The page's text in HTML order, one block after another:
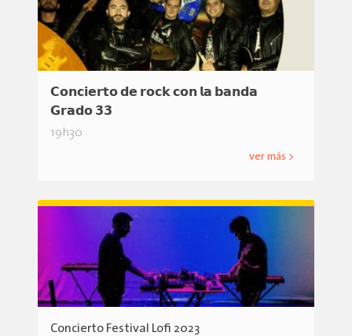
𝗖𝗼𝗻𝗰𝗶𝗲𝗿𝘁𝗼 𝗱𝗲 𝗿𝗼𝗰𝗸 𝗰𝗼𝗻 𝗹𝗮 𝗯𝗮𝗻𝗱𝗮
𝗚𝗿𝗮𝗱𝗼 𝟯𝟯
19h30
ver más >
Concierto Festival Lofi 2023